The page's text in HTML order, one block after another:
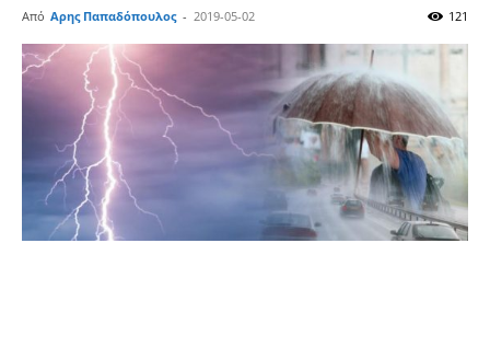
Από Αρης Παπαδόπουλος - 2019-05-02 121